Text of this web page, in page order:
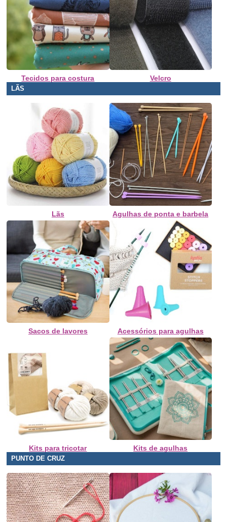
Tecidos para costura Velcro
LÃS
Lãs Agulhas de ponta e barbela
Sacos de lavores Acessórios para agulhas
Kits para tricotar Kits de agulhas
PUNTO DE CRUZ